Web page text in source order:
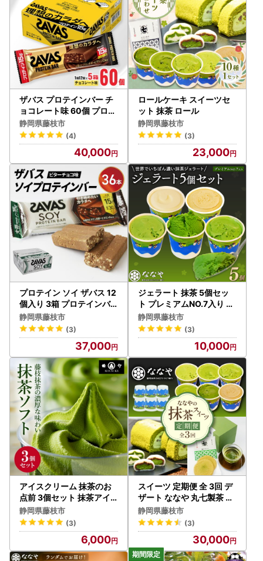
ザバス プロテインバー チ
ョコレート味 60個 プロテ
インバー
静岡県藤枝市
(4)
40,000
ロールケーキ スイーツセ
ット 抹茶 ロール
静岡県藤枝市
(3)
23,000
プロテイン ソイ ザバス 12
個入り 3箱 プロテインバ
ー
静岡県藤枝市
(3)
37,000
ジェラート 抹茶 5個セッ
ト プレミアムNO.7入り な
なやジェラート
静岡県藤枝市
(3)
10,000
アイスクリーム 抹茶のお
点前 3個セット 抹茶アイ
ス
静岡県藤枝市
(3)
6,000
スイーツ 定期便 全 3回 デ
ザート ななや 丸七製茶 抹
茶 ロールケーキ 生クリー
ム 大福 クッキー チョコ 深
蒸し茶 お茶
静岡県藤枝市
(3)
30,000